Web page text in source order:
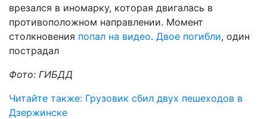
врезался в иномарку, которая двигалась в
противоположном направлении. Момент
столкновения попал на видео. Двое погибли, один
пострадал
Фото: ГИБДД
Читайте также: Грузовик сбил двух пешеходов в
Дзержинске